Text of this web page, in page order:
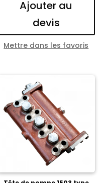
Ajouter au
devis
Mettre dans les favoris